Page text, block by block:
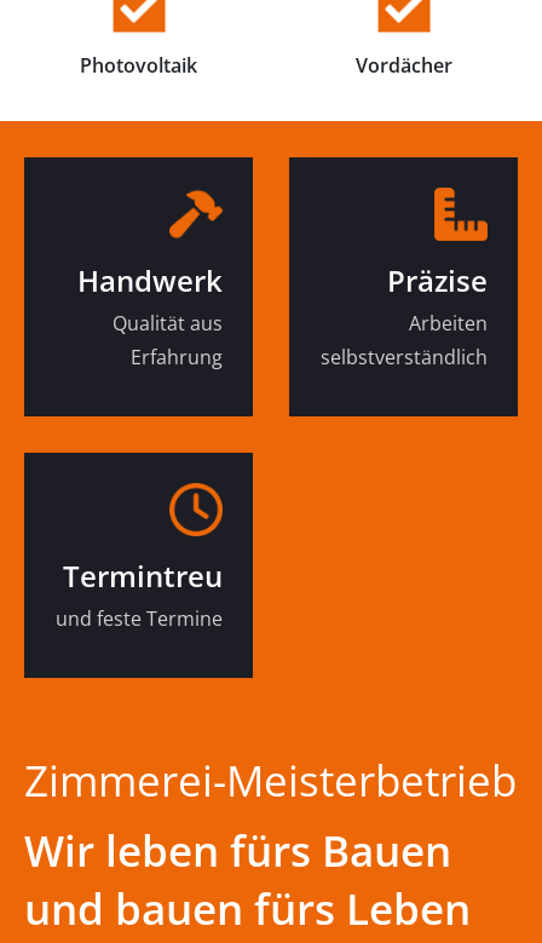
Photovoltaik Vordächer
Handwerk
Qualität aus
Erfahrung
Präzise
Arbeiten
selbstverständlich
Termintreu
und feste Termine
Zimmerei-Meisterbetrieb
Wir leben fürs Bauen
und bauen fürs Leben